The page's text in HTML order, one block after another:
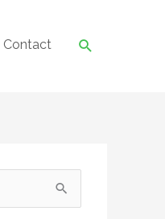
Contact Search